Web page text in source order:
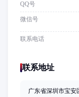
QQ号
微信号
联系电话
联系地址
广东省深圳市宝安